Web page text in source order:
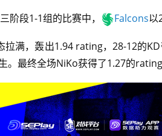
阶段1-1组的比赛中， Falcons以
拉满，轰出1.94 rating，28-12的
。最终全场NiKo获得了1.27的